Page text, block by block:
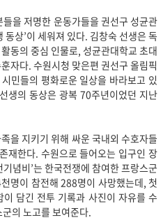
을 저명한 운동가들을 권선구 성균관
상’이 세워져 있다. 김창숙 선생은 독
동의 중심 인물로, 성균관대학교 초대
자다. 수원시청 맞은편 권선구 올림픽
민들의 평화로운 일상을 바라보고 있
생의 동상은 광복 70주년이었던 지난
을 지키기 위해 싸운 국내외 수호자들
재한다. 수원으로 들어오는 입구인 장
념비’는 한국전쟁에 참여한 프랑스군
명이 참전해 288명이 사망했는데, 첫
담긴 전투 기록과 사진이 자유를 수
의 노고를 보여준다.